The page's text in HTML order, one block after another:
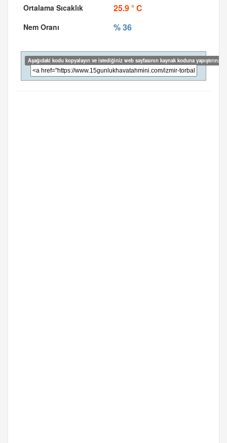
25.9 ° C
% 36
Aşağıdaki kodu kopyalayın ve istediğiniz web sayfasının kaynak koduna yapıştırın: